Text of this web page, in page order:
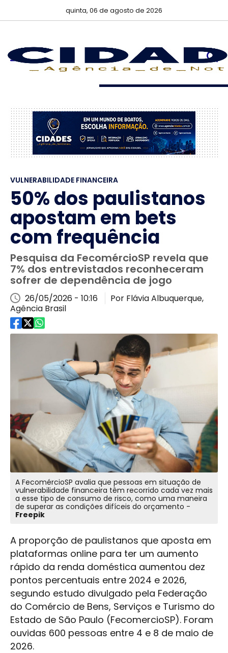
quinta, 06 de agosto de 2026
VULNERABILIDADE FINANCEIRA
50% dos paulistanos
apostam em bets
com frequência
Pesquisa da FecomércioSP revela que
7% dos entrevistados reconheceram
sofrer de dependência de jogo
26/05/2026 - 10:16
Por Flávia Albuquerque,
Agência Brasil
A FecomércioSP avalia que pessoas em situação de
vulnerabilidade financeira têm recorrido cada vez mais
a esse tipo de consumo de risco, como uma maneira
de superar as condições difíceis do orçamento -
Freepik
A proporção de paulistanos que aposta em
plataformas online para ter um aumento
rápido da renda doméstica aumentou dez
pontos percentuais entre 2024 e 2026,
segundo estudo divulgado pela Federação
do Comércio de Bens, Serviços e Turismo do
Estado de São Paulo (FecomercioSP). Foram
ouvidas 600 pessoas entre 4 e 8 de maio de
2026.